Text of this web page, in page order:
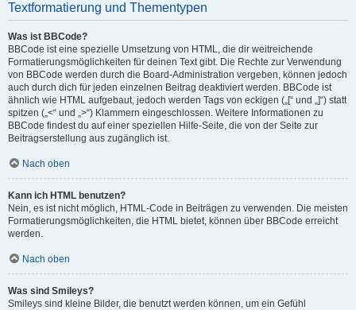
Textformatierung und Thementypen
Was ist BBCode?
BBCode ist eine spezielle Umsetzung von HTML, die dir weitreichende
Formatierungsmöglichkeiten für deinen Text gibt. Die Rechte zur Verwendung
von BBCode werden durch die Board-Administration vergeben, können jedoch
auch durch dich für jeden einzelnen Beitrag deaktiviert werden. BBCode ist
ähnlich wie HTML aufgebaut, jedoch werden Tags von eckigen („[“ und „]“) statt
spitzen („<“ und „>“) Klammern eingeschlossen. Weitere Informationen zu
BBCode findest du auf einer speziellen Hilfe-Seite, die von der Seite zur
Beitragserstellung aus zugänglich ist.
Nach oben
Kann ich HTML benutzen?
Nein, es ist nicht möglich, HTML-Code in Beiträgen zu verwenden. Die meisten
Formatierungsmöglichkeiten, die HTML bietet, können über BBCode erreicht
werden.
Nach oben
Was sind Smileys?
Smileys sind kleine Bilder, die benutzt werden können, um ein Gefühl